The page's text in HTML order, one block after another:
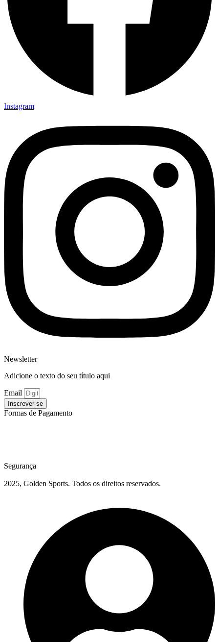
Instagram
Newsletter
Adicione o texto do seu título aqui
Email
Inscrever-se
Formas de Pagamento
Segurança
2025, Golden Sports. Todos os direitos reservados.